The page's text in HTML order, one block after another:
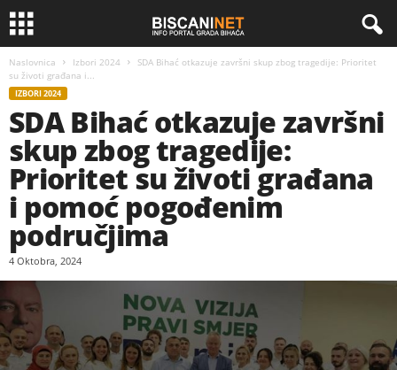
Naslovnica Izbori 2024
SDA Bihać otkazuje završni skup zbog tragedije: Prioritet
su životi građana i...
IZBORI 2024
SDA Bihać otkazuje završni
skup zbog tragedije:
Prioritet su životi građana
i pomoć pogođenim
područjima
4 Oktobra, 2024